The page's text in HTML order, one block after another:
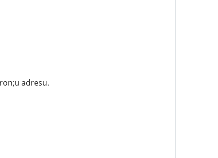
adresu.